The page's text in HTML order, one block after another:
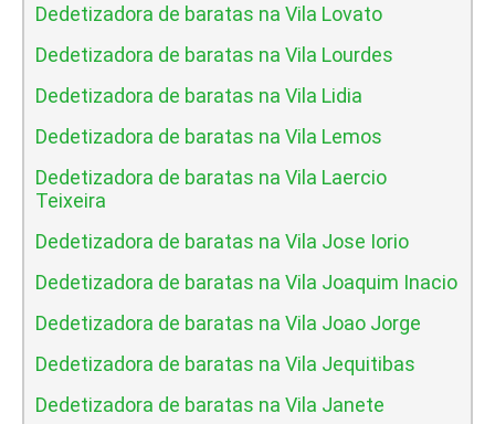
Dedetizadora de baratas na Vila Lovato
Dedetizadora de baratas na Vila Lourdes
Dedetizadora de baratas na Vila Lidia
Dedetizadora de baratas na Vila Lemos
Dedetizadora de baratas na Vila Laercio
Teixeira
Dedetizadora de baratas na Vila Jose Iorio
Dedetizadora de baratas na Vila Joaquim Inacio
Dedetizadora de baratas na Vila Joao Jorge
Dedetizadora de baratas na Vila Jequitibas
Dedetizadora de baratas na Vila Janete